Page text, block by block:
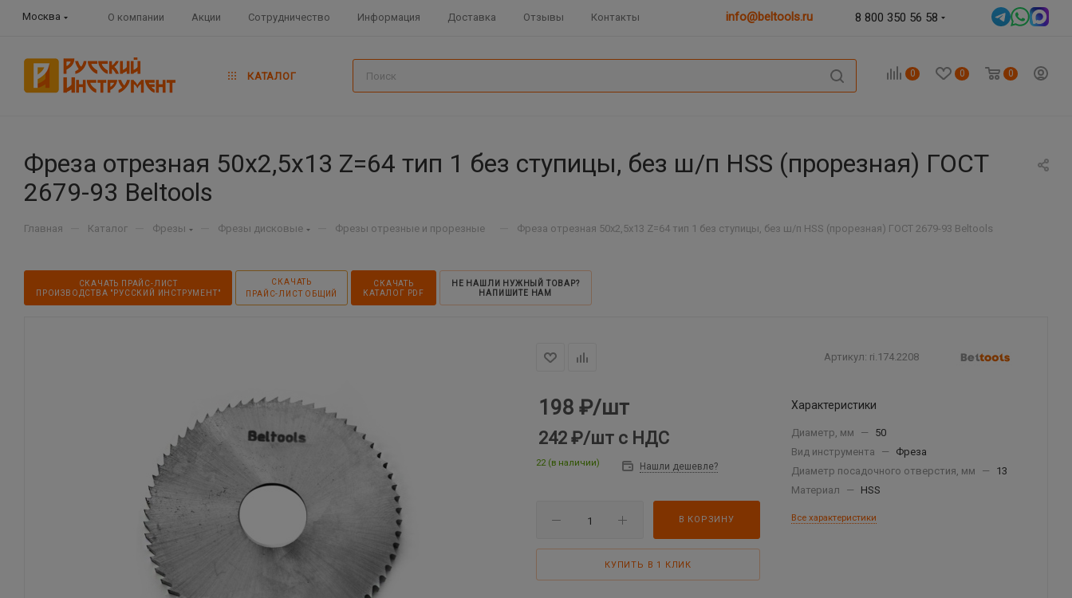
Москва О компании Акции Сотрудничество Информация Доставка Отзывы Контакты info@beltools.ru 8 800 350 56 58
КАТАЛОГ 0 0 0
Фреза отрезная 50х2,5х13 Z=64 тип 1 без ступицы, без ш/п HSS (прорезная) ГОСТ
2679-93 Beltools
Главная Каталог Фрезы Фрезы дисковые Фрезы отрезные и прорезные Фреза отрезная 50х2,5х13 Z=64 тип 1 без ступицы, без ш/п HSS (прорезная) ГОСТ 2679-93 Beltools
СКАЧАТЬ ПРАЙС-ЛИСТ
ПРОИЗВОДСТВА "РУССКИЙ ИНСТРУМЕНТ"
СКАЧАТЬ
ПРАЙС-ЛИСТ ОБЩИЙ
СКАЧАТЬ
КАТАЛОГ PDF
НЕ НАШЛИ НУЖНЫЙ ТОВАР?
НАПИШИТЕ НАМ
Артикул: ri.174.2208
198 ₽/шт
242 ₽/шт с НДС
22 (в наличии) Нашли дешевле?
В КОРЗИНУ
КУПИТЬ В 1 КЛИК
Характеристики
Диаметр, мм —
50
Вид инструмента
—
Фреза
Диаметр посадочного отверстия, мм
—
13
Материал
— HSS
Все характеристики